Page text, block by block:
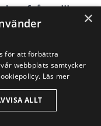
från olika
för att få en
förvänta dig
att jämföra
få insikter om
×
för att förbättra
webbplats samtycker
Läs mer
ALLT